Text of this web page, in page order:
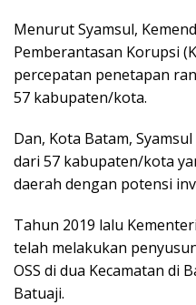
Menurut Syamsul,
Pemberantasan Korupsi
percepatan penetapan
57 kabupaten/kota.
Dan, Kota Batam,
dari 57 kabupaten/kota
daerah dengan potensi
Tahun 2019 lalu
telah melakukan
OSS di dua Kecamatan di
Batuaji.